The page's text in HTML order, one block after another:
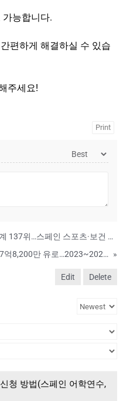
능합니다.
편하게 해결하실 수 있습
주세요!
Print
에우로뻬아 대학교, 스포츠 분야 세계 137위…스페인 스포츠·보건 유학의 새로운 선택지(Universidad Europea)
[스페인 교육 뉴스] 스페인 사교육비 27억8,200만 유로…2023~2024학년도 역대 최대 규모
»
Edit Delete
청 방법(스페인 어학연수,